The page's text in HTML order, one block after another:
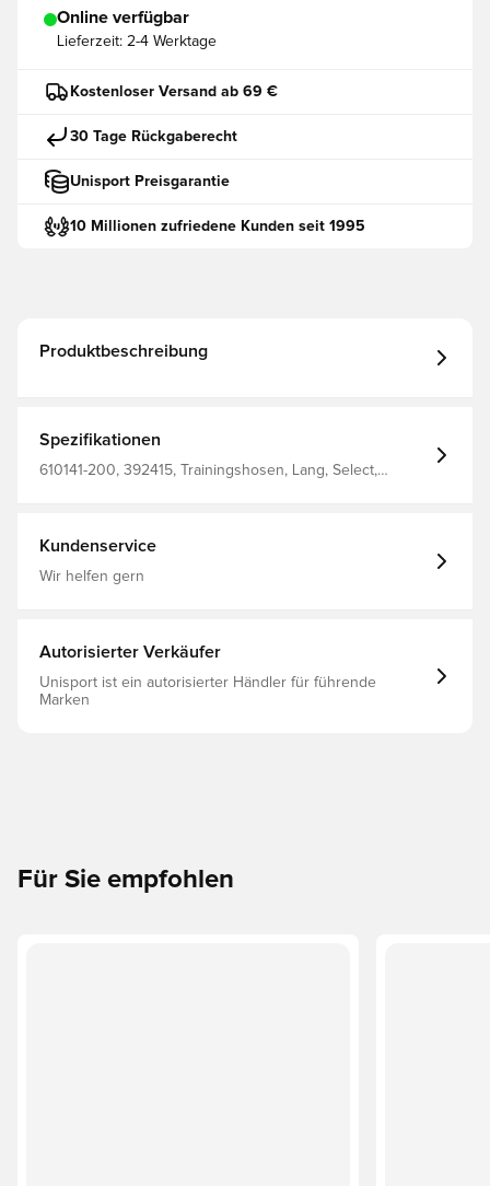
Online verfügbar
Lieferzeit: 2-4 Werktage
Kostenloser Versand ab 69 €
30 Tage Rückgaberecht
Unisport Preisgarantie
10 Millionen zufriedene Kunden seit 1995
Produktbeschreibung
Spezifikationen
610141-200, 392415, Trainingshosen, Lang, Select,
Kundenservice
Wir helfen gern
Autorisierter Verkäufer
Unisport ist ein autorisierter Händler für führende
Marken
Für Sie empfohlen